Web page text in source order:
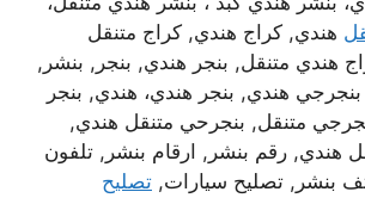
هندي, كراج هندي, كراج متنقل
هندي متنقل, بنجر هندي, بنجر, بنشر,
هندي, بنجر هندي، هندي, بنجر
متنقل, بنجرحي متنقل هندي,
هندي, رقم بنشر, ارقام بنشر, تلفون
بنشر, تصليح سيارات, تصليح